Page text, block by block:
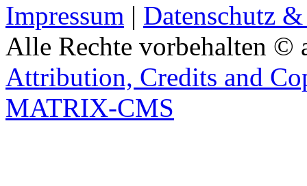
Impressum | Datenschutz
Alle Rechte vorbehalten ©
Attribution, Credits and
MATRIX-CMS